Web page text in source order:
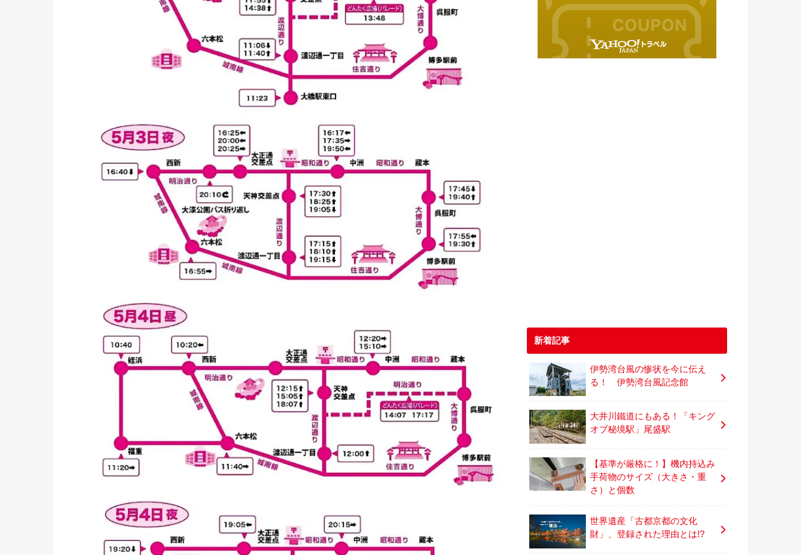
新着記事
伊勢湾台風の惨状を今に伝え
る！ 伊勢湾台風記念館
大井川鐵道にもある！「キング
オブ秘境駅」尾盛駅
【基準が厳格に！】機内持込み
手荷物のサイズ（大きさ・重
さ）と個数
世界遺産「古都京都の文化
財」、登録された理由とは!?